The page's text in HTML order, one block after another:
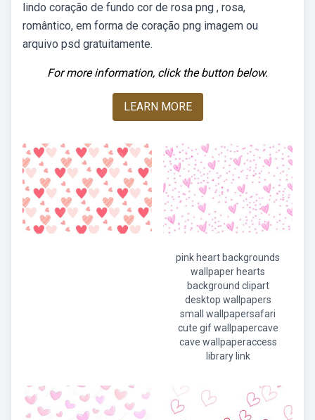
lindo coração de fundo cor de rosa png , rosa,
romântico, em forma de coração png imagem ou
arquivo psd gratuitamente.
For more information, click the button below.
LEARN MORE
pink heart backgrounds
wallpaper hearts
background clipart
desktop wallpapers
small wallpapersafari
cute gif wallpapercave
cave wallpaperaccess
library link